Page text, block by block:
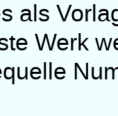
als
Werk